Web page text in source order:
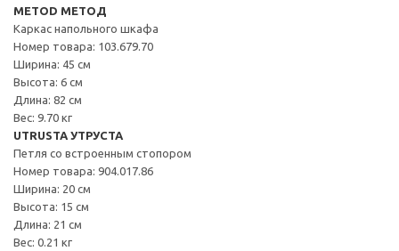
METOD МЕТОД
Каркас напольного шкафа
Номер товара: 103.679.70
Ширина: 45 см
Высота: 6 см
Длина: 82 см
Вес: 9.70 кг
UTRUSTA УТРУСТА
Петля со встроенным стопором
Номер товара: 904.017.86
Ширина: 20 см
Высота: 15 см
Длина: 21 см
Вес: 0.21 кг